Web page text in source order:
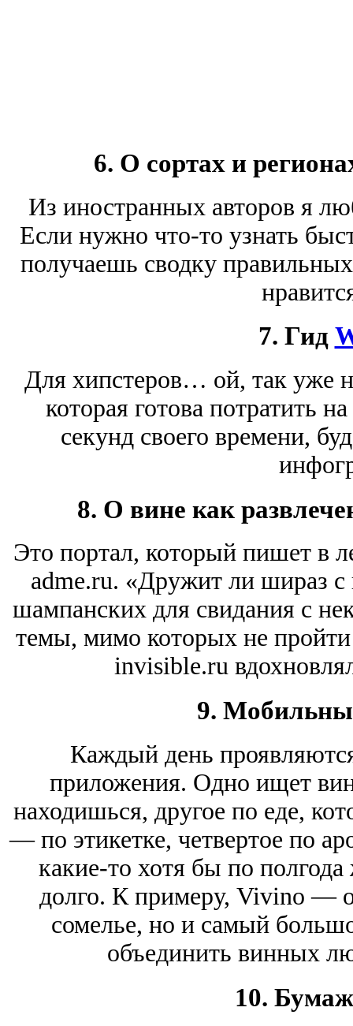
6. О сортах и
Из иностранных авторов я
Если нужно что-то узнать
получаешь сводку
7. Гид
Для хипстеров… ой, так уже
которая готова потратить
секунд своего времени,
8. О вине как
Это портал, который пишет в
adme.ru. «Дружит ли шираз
шампанских для свидания с
темы, мимо которых не
invisible.ru
9.
Каждый день
приложения. Одно ищет
находишься, другое по еде,
— по этикетке, четвертое по
какие-то хотя бы по
долго. К примеру, Vivino —
сомелье, но и самый
объединить винных
10.